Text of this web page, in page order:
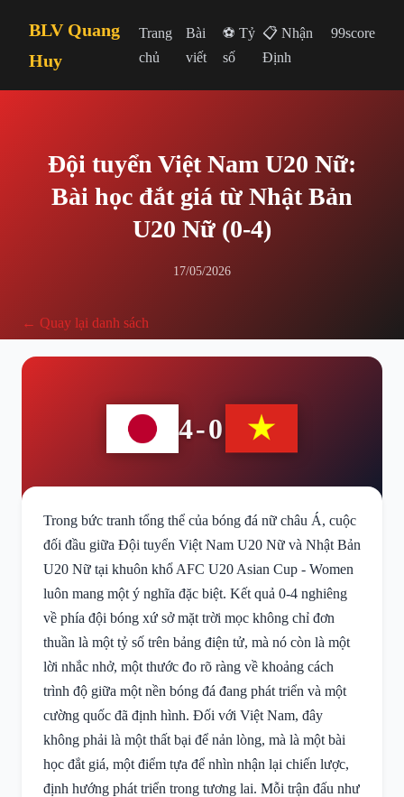
BLV Quang
Huy
Trang
chủ
Bài
viết
⚽ Tỷ
số
📋 Nhận
Định
99score
Đội tuyển Việt Nam U20 Nữ:
Bài học đắt giá từ Nhật Bản
U20 Nữ (0-4)
17/05/2026
← Quay lại danh sách
4-0
Trong bức tranh tổng thể của bóng đá nữ châu Á, cuộc
đối đầu giữa Đội tuyển Việt Nam U20 Nữ và Nhật Bản
U20 Nữ tại khuôn khổ AFC U20 Asian Cup - Women
luôn mang một ý nghĩa đặc biệt. Kết quả 0-4 nghiêng
về phía đội bóng xứ sở mặt trời mọc không chỉ đơn
thuần là một tỷ số trên bảng điện tử, mà nó còn là một
lời nhắc nhở, một thước đo rõ ràng về khoảng cách
trình độ giữa một nền bóng đá đang phát triển và một
cường quốc đã định hình. Đối với Việt Nam, đây
không phải là một thất bại để nản lòng, mà là một bài
học đắt giá, một điểm tựa để nhìn nhận lại chiến lược,
định hướng phát triển trong tương lai. Mỗi trận đấu như